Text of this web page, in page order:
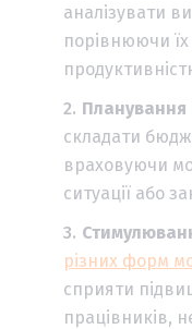
аналізувати
порівнюючи їх
Планування
складати
враховуючи
ситуації або
різних форм
сприяти
працівників,